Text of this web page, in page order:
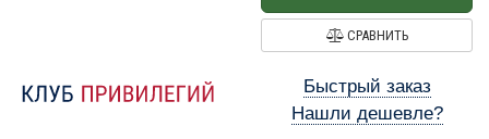
СРАВНИТЬ
Быстрый заказ
Нашли дешевле?